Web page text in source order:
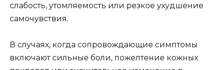
слабость, утомляемость или резкое ухудшение
самочувствия.
В случаях, когда сопровождающие симптомы
включают сильные боли, пожелтение кожных